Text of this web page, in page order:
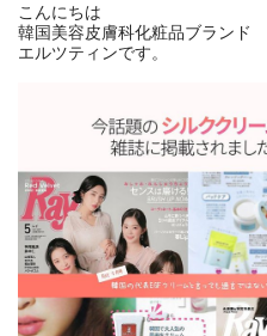
こんにちは
韓国美容皮膚科化粧品ブランド
エルツティンです。